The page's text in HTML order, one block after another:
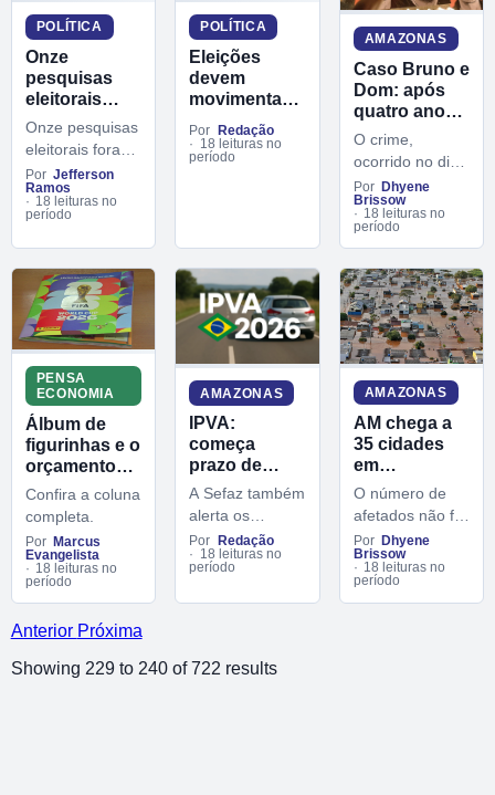
desvio de
recursos
públicos.
POLÍTICA
Onze
pesquisas
eleitorais
foram
registradas
entre março e
abril de 2026
Onze pesquisas
eleitorais foram
registradas no
Tribunal
Regional
(TRE-AM) entre
os dias 1º de
março e 23 de
abril. O objetivo
é medir a
intenção de voto
para o Governo
do Estado e o
Senado.
Por Jefferson
Ramos
18 leituras no
período
POLÍTICA
Eleições
devem
movimentar
mais de R$
127 milhões
no Amazonas
Por
Redação
18 leituras no
período
AMAZONAS
Caso Bruno e
Dom: após
quatro anos,
julgamento
dos
assassinatos
não foi
O crime,
ocorrido no dia
5 junho de 2022
no Vale do
Javari, no
Amazonas,
segue em fase
de tramitação
judicial.
Por
Dhyene
Brissow
18 leituras no
período
PENSA
ECONOMIA
Álbum de
figurinhas e o
orçamento
familiar
Confira a coluna
completa.
Por
Marcus
Evangelista
18 leituras no
período
AMAZONAS
IPVA:
começa
prazo de
pagamento
para
de veículos
com final de
A Sefaz também
alerta os
proprietários de
veículos com
5 sobre os
do vencimento.
Por
Redação
18 leituras no
período
AMAZONAS
AM chega a
35 cidades
em
emergência
por causa da
outros
fenômenos
naturais
O número de
afetados não foi
divulgado nos
decretos.
Por
Dhyene
Brissow
18 leituras no
período
Anterior Próxima
Showing 229to 240of722 results